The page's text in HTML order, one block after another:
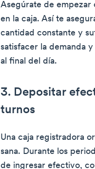
Asegúrate de empezar
en la caja. Así te
cantidad constante y
satisfacer la demanda
al final del día.
3. Depositar
turnos
Una caja registradora
sana. Durante los
de ingresar efectivo,